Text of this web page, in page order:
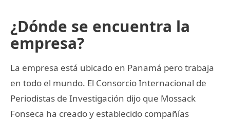
¿Dónde se encuentra la
empresa?
La empresa está ubicado en Panamá pero trabaja
en todo el mundo. El Consorcio Internacional de
Periodistas de Investigación dijo que Mossack
Fonseca ha creado y establecido compañías